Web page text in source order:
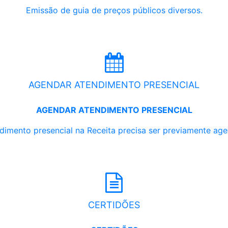
Emissão de guia de preços públicos diversos.
AGENDAR ATENDIMENTO PRESENCIAL
AGENDAR ATENDIMENTO PRESENCIAL
presencial na Receita precisa ser previamente
CERTIDÕES